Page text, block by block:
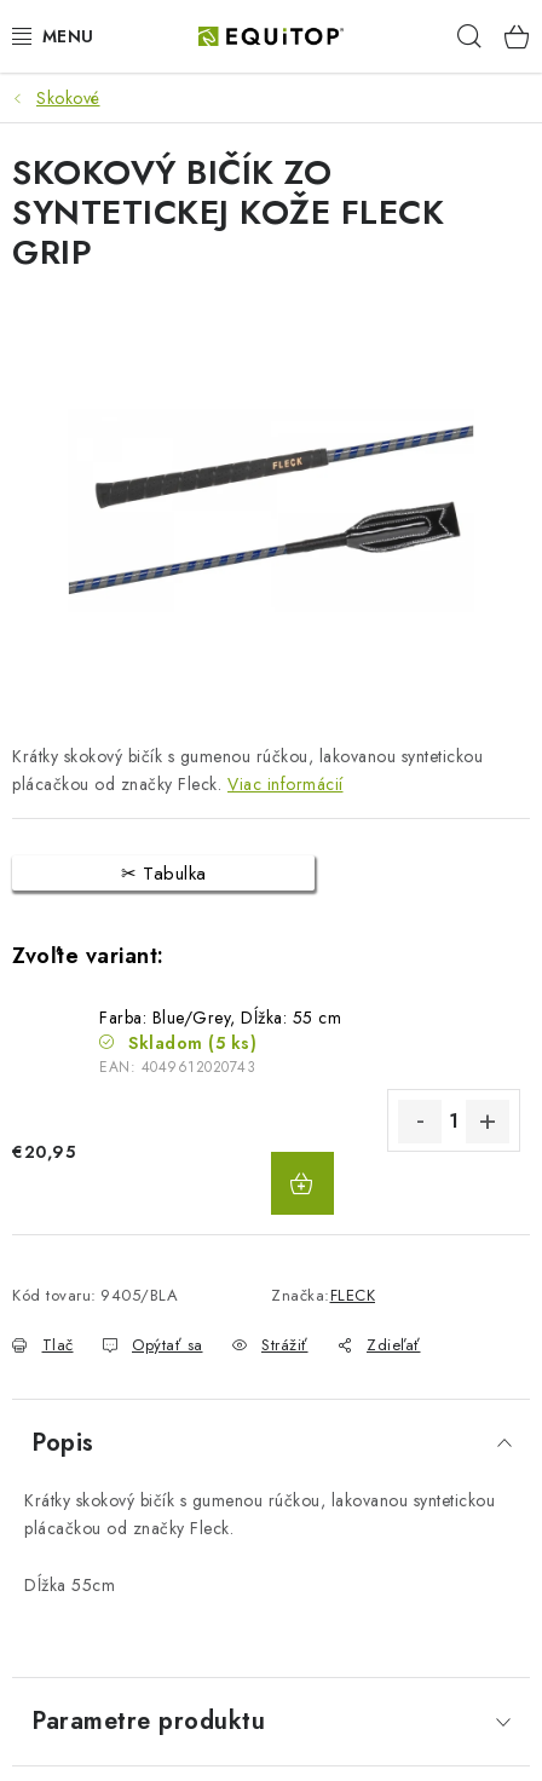
na
JAZDEC
KÔŇ
PONY
VÝHODNE
Obchodné podmienky
Skokové
Krátky skokový bičík s gumenou rúčkou, lakovanou syntetickou
plácačkou od značky Fleck. Viac informácií
Tabulka
Farba: Blue/Grey, Dĺžka: 55 cm
Skladom (5 ks)
EAN: 4049612020743
€20,95
Kód tovaru: 9405/BLA Značka:FLECK
Tlač Opýtať sa Strážiť Zdieľať
SKOKOVÝ BIČÍK ZO
SYNTETICKEJ KOŽE FLECK
GRIP
Popis
Krátky skokový bičík s gumenou rúčkou, lakovanou syntetickou
plácačkou od značky Fleck.
Dĺžka 55cm
Parametre produktu